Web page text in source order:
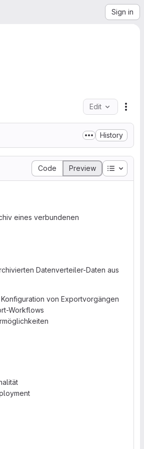
Sign in
Edit
History
Code Preview Table
eines verbundenen
Datenverteiler-Daten aus
von Exportvorgängen
Workflows